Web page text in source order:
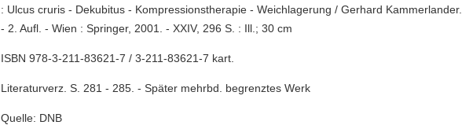
: Ulcus cruris - Dekubitus - Kompressionstherapie - Weichlagerung / Gerhard Kammerlander.
- 2. Aufl. - Wien : Springer, 2001. - XXIV, 296 S. : Ill.; 30 cm
ISBN 978-3-211-83621-7 / 3-211-83621-7 kart.
Literaturverz. S. 281 - 285. - Später mehrbd. begrenztes Werk
Quelle: DNB